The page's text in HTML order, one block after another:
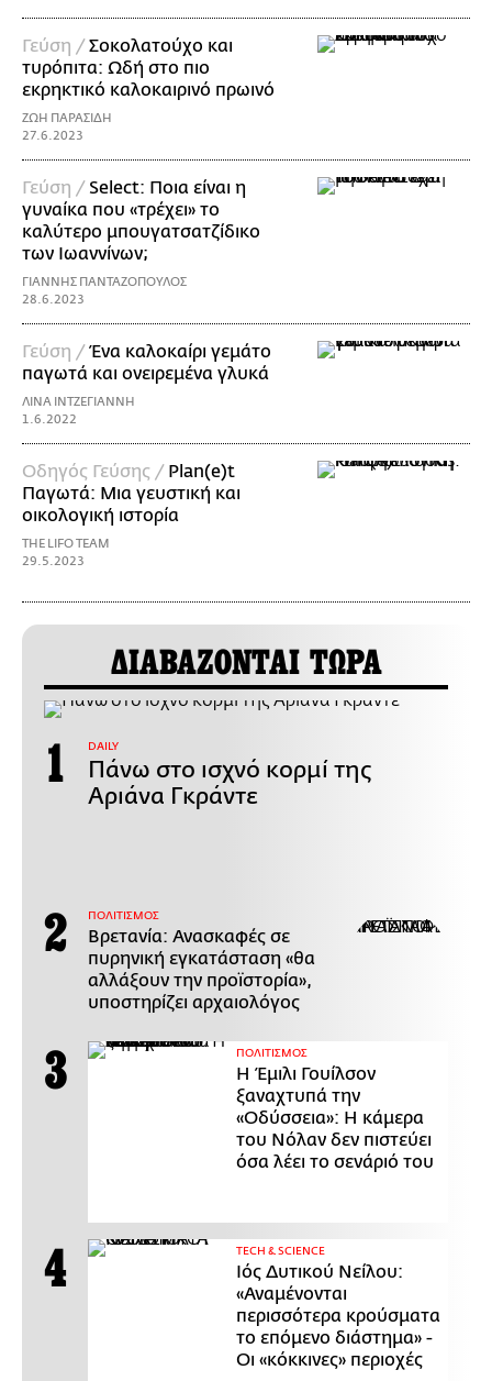
Γεύση /Σοκολατούχο και
τυρόπιτα: Ωδή στο πιο
εκρηκτικό καλοκαιρινό πρωινό
ΖΩΗ ΠΑΡΑΣΙΔΗ
27.6.2023
Γεύση / Select: Ποια είναι η
γυναίκα που «τρέχει» το
καλύτερο μπουγατσατζίδικο
των Ιωαννίνων;
ΓΙΑΝΝΗΣ ΠΑΝΤΑΖΟΠΟΥΛΟΣ
28.6.2023
Γεύση /Ένα καλοκαίρι γεμάτο
παγωτά και ονειρεμένα γλυκά
ΛΙΝΑ ΙΝΤΖΕΓΙΑΝΝΗ
1.6.2022
Οδηγός Γεύσης / Plan(e)t
Παγωτά: Μια γευστική και
οικολογική ιστορία
THE LIFO TEAM
29.5.2023
ΔΙΑΒΑΖΟΝΤΑΙ ΤΩΡΑ
DAILY
Πάνω στο ισχνό κορμί της
Αριάνα Γκράντε
ΠΟΛΙΤΙΣΜΟΣ
Βρετανία: Ανασκαφές σε
πυρηνική εγκατάσταση «θα
αλλάξουν την προϊστορία»,
υποστηρίζει αρχαιολόγος
ΠΟΛΙΤΙΣΜΟΣ
Η Έμιλι Γουίλσον
ξαναχτυπά την
«Οδύσσεια»: Η κάμερα
του Νόλαν δεν πιστεύει
όσα λέει το σενάριό του
ΤECH & SCIENCE
Ιός Δυτικού Νείλου:
«Αναμένονται
περισσότερα κρούσματα
το επόμενο διάστημα» -
Οι «κόκκινες» περιοχές